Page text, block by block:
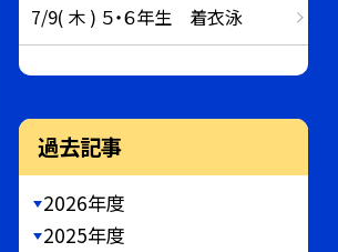
7/9( 木 ) ５・６年生 着衣泳
過去記事
2026年度
2025年度